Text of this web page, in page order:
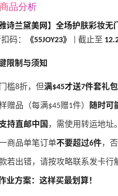
品分析
雅诗兰黛美网】全场护肤彩妆无
码：
《55JOY23》 | 截止至
限制与须知
槛8折，但满$45才送7件套礼包
赠品（每满$45赠1件） 随时可
持直邮中国 ，需使用转运地址。
商品单笔订单不要超过6件，
若出错，请按攻略联系发卡行
业方案：这样买最划算！
Mac Duggal
最高2%返利
Biōkreativ
30%返利
Eileen Fisher
最高2%返利